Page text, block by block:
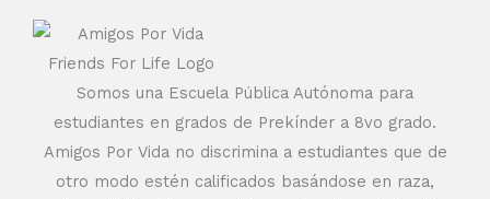
Somos una Escuela Pública Autónoma para
estudiantes en grados de Prekínder a 8vo grado.
Amigos Por Vida no discrimina a estudiantes que de
otro modo estén calificados basándose en raza,